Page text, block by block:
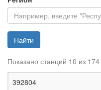
Найти
Показано станций 10 из 174
392804